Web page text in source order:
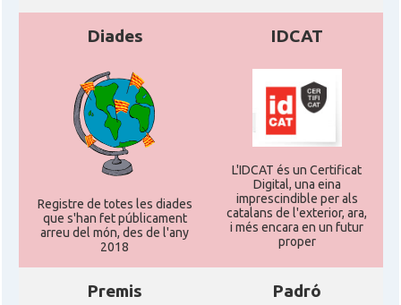
Diades
Registre de totes les diades
que s'han fet públicament
arreu del món, des de l'any
2018
IDCAT
L'IDCAT és un Certificat
Digital, una eina
imprescindible per als
catalans de l'exterior, ara,
i més encara en un futur
proper
Premis Padró